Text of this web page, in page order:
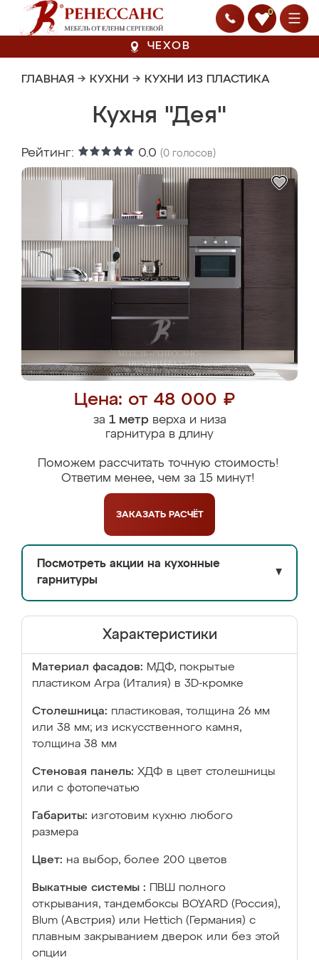
0
ЧЕХОВ
ГЛАВНАЯ → КУХНИ → КУХНИ ИЗ ПЛАСТИКА
Кухня "Дея"
Рейтинг: 0.0 (0 голосов)
Цена: от 48 000 ₽
за 1 метрверха и низа
гарнитура в длину
Поможем рассчитать точную стоимость!
Ответим менее, чем за 15 минут!
ЗАКАЗАТЬ РАСЧЁТ
Посмотреть акции на кухонные
гарнитуры
▼
Характеристики
Материал фасадов: МДФ, покрытые
пластиком Arpa (Италия) в 3D-кромке
Столешница: пластиковая, толщина 26 мм
или 38 мм; из искусственного камня,
толщина 38 мм
Стеновая панель: ХДФ в цвет столешницы
или с фотопечатью
Габариты: изготовим кухню любого
размера
Цвет: на выбор, более 200 цветов
Выкатные системы :
ПВШ полного
открывания, тандембоксы BOYARD (Россия),
Blum (Австрия) или Hettich (Германия) с
плавным закрыванием дверок или без этой
опции